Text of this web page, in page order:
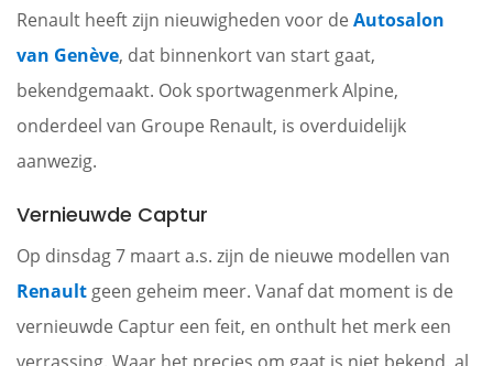
Renault heeft zijn nieuwigheden voor de Autosalon
van Genève, dat binnenkort van start gaat,
bekendgemaakt. Ook sportwagenmerk Alpine,
onderdeel van Groupe Renault, is overduidelijk
aanwezig.
Vernieuwde Captur
Op dinsdag 7 maart a.s. zijn de nieuwe modellen van
Renault geen geheim meer. Vanaf dat moment is de
vernieuwde Captur een feit, en onthult het merk een